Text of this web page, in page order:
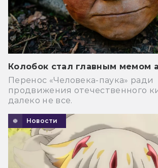
Колобок стал главным мемом
Перенос «Человека-паука» ради
продвижения отечественного
далеко не все.
Новости